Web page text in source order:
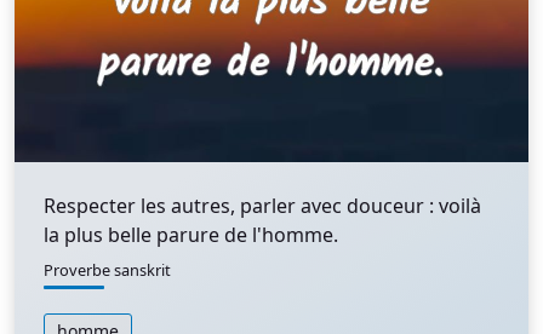
Respecter les autres, parler avec douceur : voilà
la plus belle parure de l'homme.
Proverbe sanskrit